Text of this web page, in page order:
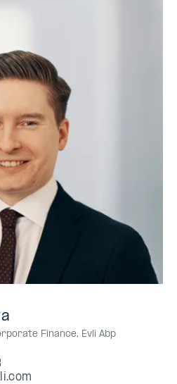
Finance, Evli Abp